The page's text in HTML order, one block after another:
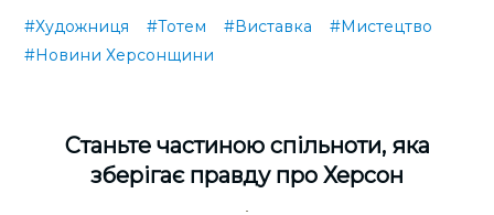
#Художниця #Тотем #Виставка
#Мистецтво
#Новини Херсонщини
Cтаньте частиною спільноти, яка
зберігає правду про Херсон